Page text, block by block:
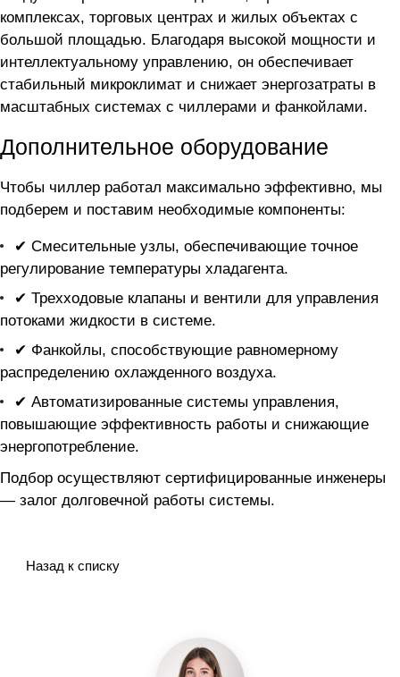
комплексах, торговых центрах и жилых объектах с
большой площадью. Благодаря высокой мощности и
интеллектуальному управлению, он обеспечивает
стабильный микроклимат и снижает энергозатраты в
масштабных системах с чиллерами и фанкойлами.
Дополнительное оборудование
Чтобы чиллер работал максимально эффективно, мы
подберем и поставим необходимые компоненты:
✔ Смесительные узлы, обеспечивающие точное
регулирование температуры хладагента.
✔ Трехходовые клапаны и вентили для управления
потоками жидкости в системе.
✔ Фанкойлы, способствующие равномерному
распределению охлажденного воздуха.
✔ Автоматизированные системы управления,
повышающие эффективность работы и снижающие
энергопотребление.
Подбор осуществляют сертифицированные инженеры
— залог долговечной работы системы.
Назад к списку